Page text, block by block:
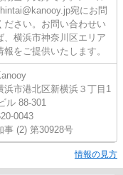
宛にお問
ださい。お問い合わせい
、横浜市神奈川区エリア
報をご提供いたします。
浜市港北区新横浜３丁目1
ル 88-301
0043
事 (2) 第30928号
情報の見方